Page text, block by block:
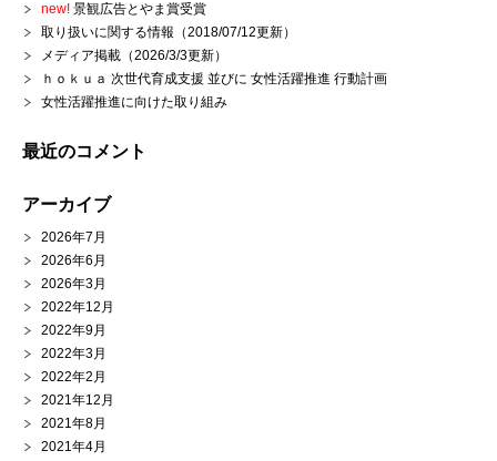
new! 景観広告とやま賞受賞
取り扱いに関する情報（2018/07/12更新）
メディア掲載（2026/3/3更新）
ｈｏｋｕａ 次世代育成支援 並びに 女性活躍推進 行動計画
女性活躍推進に向けた取り組み
最近のコメント
アーカイブ
2026年7月
2026年6月
2026年3月
2022年12月
2022年9月
2022年3月
2022年2月
2021年12月
2021年8月
2021年4月